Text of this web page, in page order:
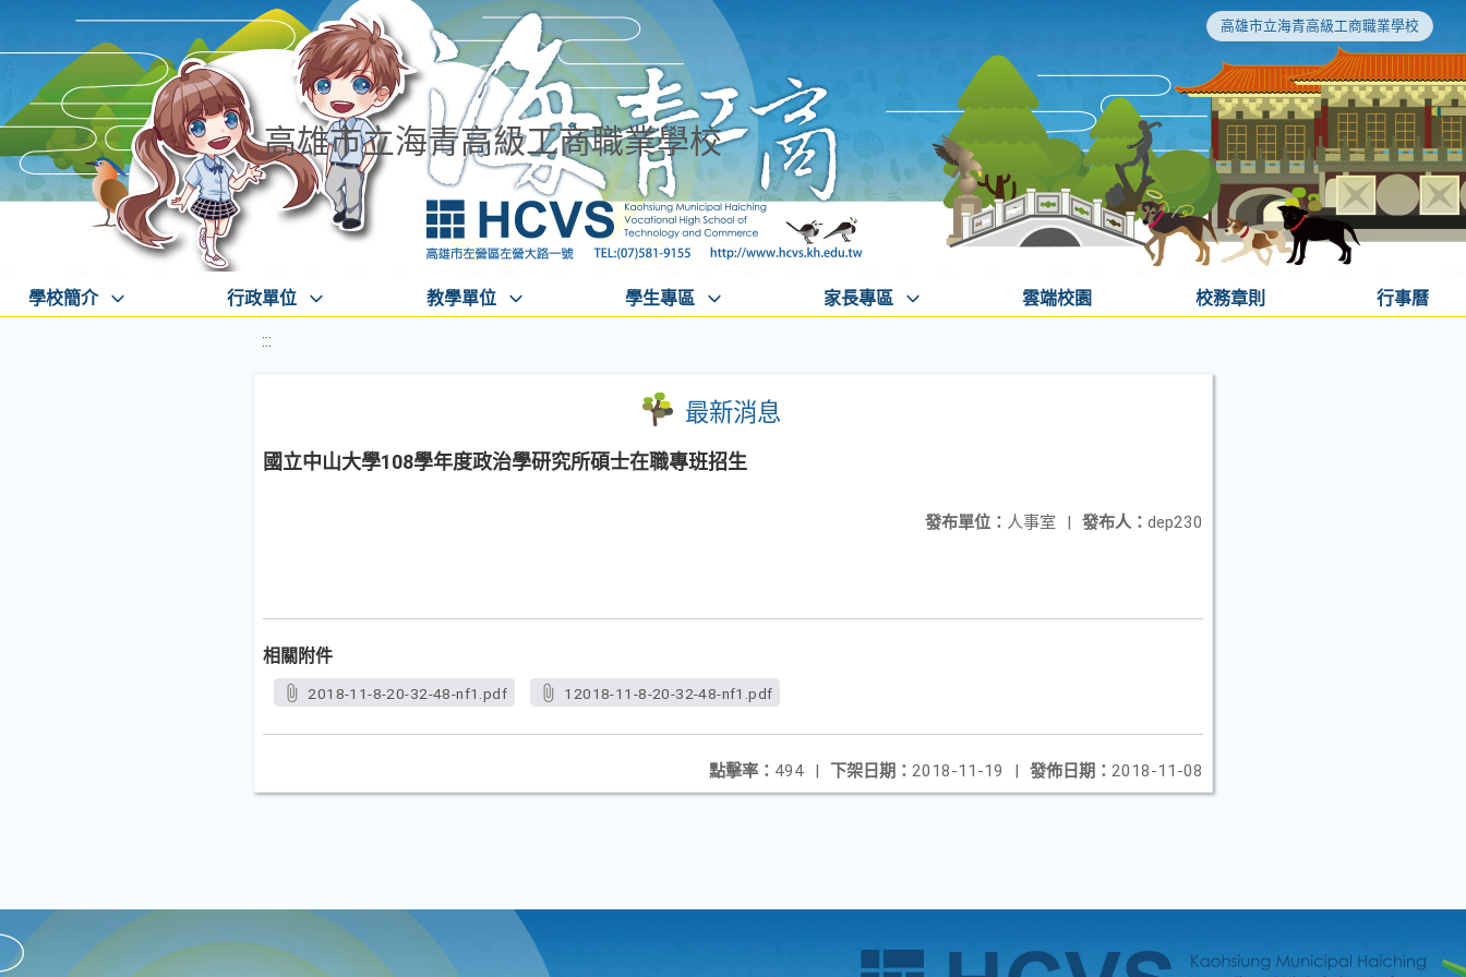
高雄市立海青高級工商職業學校
高雄市立海青高級工商職業學校
學校簡介 行政單位 教學單位 學生專區 家長專區 雲端校園 校務章則 行事曆
:::
最新消息
國立中山大學108學年度政治學研究所碩士在職專班招生
發布人： dep230
發布單位： 人事室 |
相關附件
2018-11-8-20-32-48-nf1.pdf 12018-11-8-20-32-48-nf1.pdf
發佈日期： 2018-11-08
下架日期： 2018-11-19 |
點擊率： 494 |